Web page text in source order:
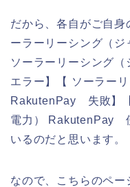
だから、各自がご自身
ーラーリーシング（
ソーラーリーシング
エラー】【 ソーラー
RakutenPay 失敗】
電力） RakutenPay
いるのだと思います。
なので、こちらのペ